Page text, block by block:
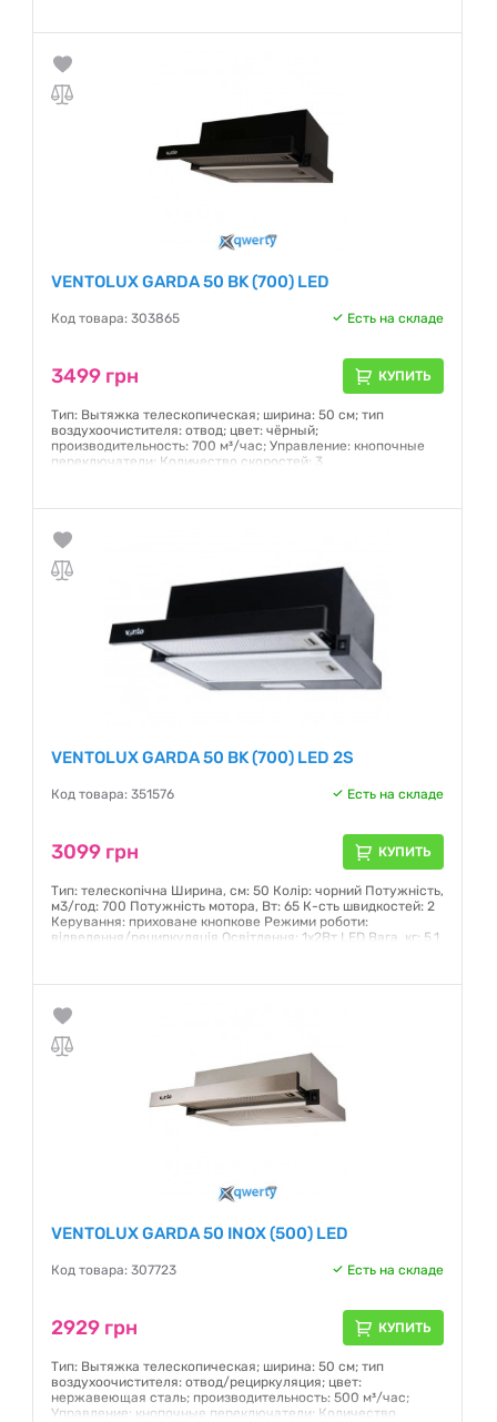
VENTOLUX GARDA 50 BK (700) LED
Код товара: 303865 Есть на складе
3499 грн КУПИТЬ
Тип: Вытяжка телескопическая; ширина: 50 см; тип
воздухоочистителя: отвод; цвет: чёрный;
производительность: 700 м³/час; Управление: кнопочные
переключатели; Количество скоростей: 3
VENTOLUX GARDA 50 BK (700) LED 2S
Код товара: 351576 Есть на складе
3099 грн КУПИТЬ
Тип: телескопічна Ширина, см: 50 Колір: чорний Потужність,
м3/год: 700 Потужність мотора, Вт: 65 К-сть швидкостей: 2
Керування: приховане кнопкове Режими роботи:
відведення/рециркуляція Освітлення: 1х2Вт LED Вага, кг: 5,1
VENTOLUX GARDA 50 INOX (500) LED
Код товара: 307723 Есть на складе
2929 грн КУПИТЬ
Тип: Вытяжка телескопическая; ширина: 50 см; тип
воздухоочистителя: отвод/рециркуляция; цвет:
нержавеющая сталь; производительность: 500 м³/час;
Управление: кнопочные переключатели; Количество